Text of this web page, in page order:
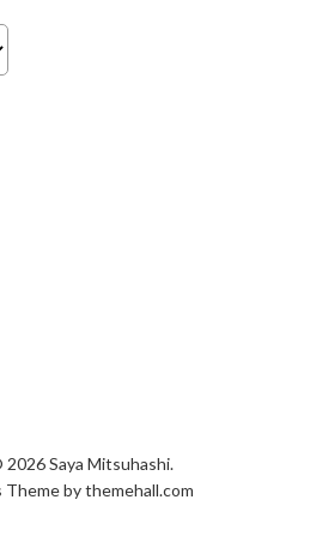
Saya Mitsuhashi.
by themehall.com